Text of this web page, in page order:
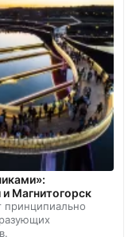
Магнитогорск